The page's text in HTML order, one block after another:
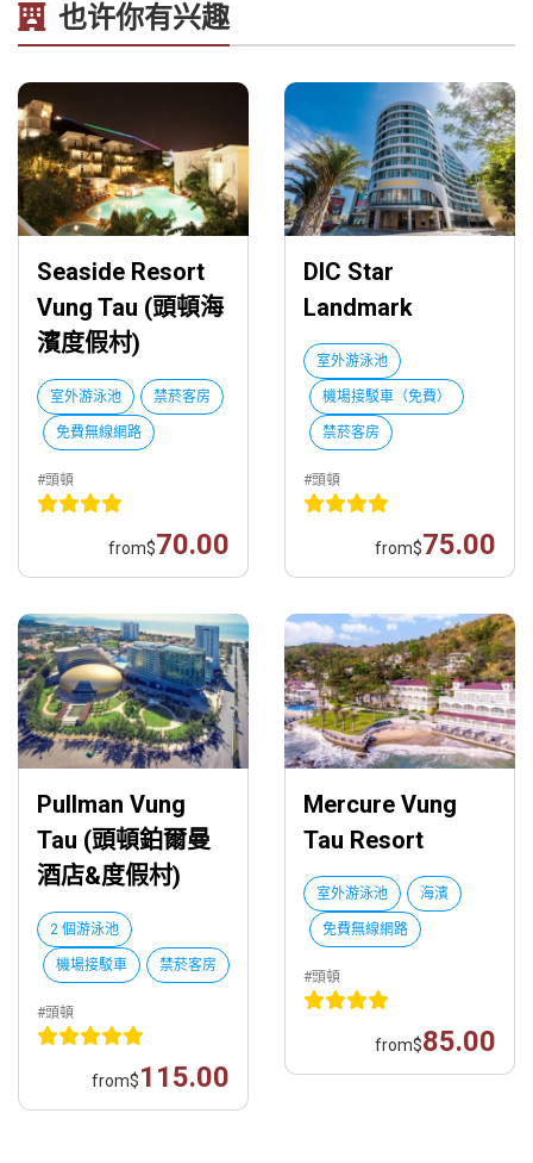
也许你有兴趣
Seaside Resort
Vung Tau (頭頓海
濱度假村)
室外游泳池 禁菸客房
免費無線網路
#頭頓
from$70.00
DIC Star
Landmark
室外游泳池
機場接駁車（免費）
禁菸客房
#頭頓
from$75.00
Pullman Vung
Tau (頭頓鉑爾曼
酒店&度假村)
2 個游泳池
機場接駁車 禁菸客房
#頭頓
from$115.00
Mercure Vung
Tau Resort
室外游泳池 海濱
免費無線網路
#頭頓
from$85.00